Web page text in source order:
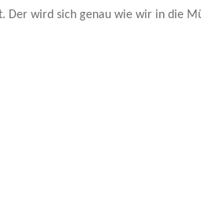
Der wird sich genau wie wir in die